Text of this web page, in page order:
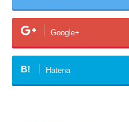
Google+
B! Hatena